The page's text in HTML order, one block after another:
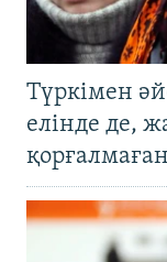
Түркімен
елінде де,
қорғалмаған